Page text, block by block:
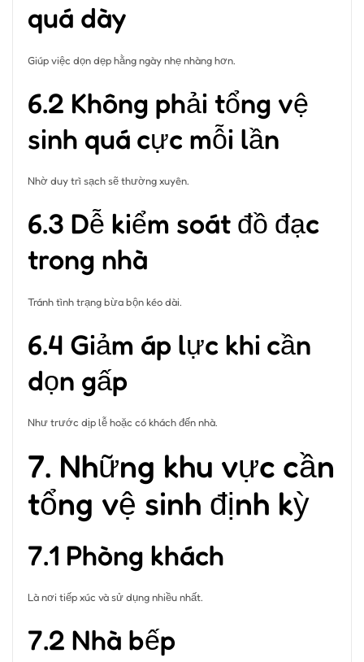
quá dày
Giúp việc dọn dẹp hằng ngày nhẹ nhàng hơn.
6.2 Không phải tổng vệ
sinh quá cực mỗi lần
Nhờ duy trì sạch sẽ thường xuyên.
6.3 Dễ kiểm soát đồ đạc
trong nhà
Tránh tình trạng bừa bộn kéo dài.
6.4 Giảm áp lực khi cần
dọn gấp
Như trước dịp lễ hoặc có khách đến nhà.
7. Những khu vực cần
tổng vệ sinh định kỳ
7.1 Phòng khách
Là nơi tiếp xúc và sử dụng nhiều nhất.
7.2 Nhà bếp